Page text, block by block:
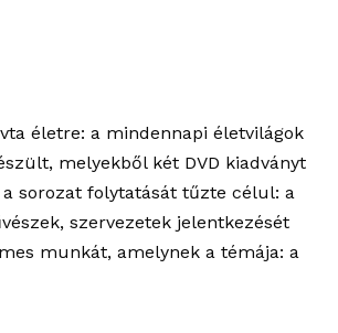
életre: a mindennapi életvilágok
melyekből két DVD kiadványt
sorozat folytatását tűzte célul: a
szervezetek jelentkezését
munkát, amelynek a témája: a